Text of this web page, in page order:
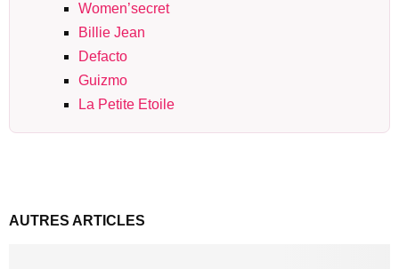
Women’secret
Billie Jean
Defacto
Guizmo
La Petite Etoile
AUTRES ARTICLES